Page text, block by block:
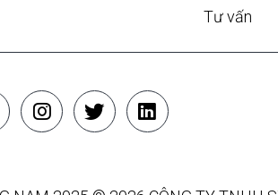
Tư vấn